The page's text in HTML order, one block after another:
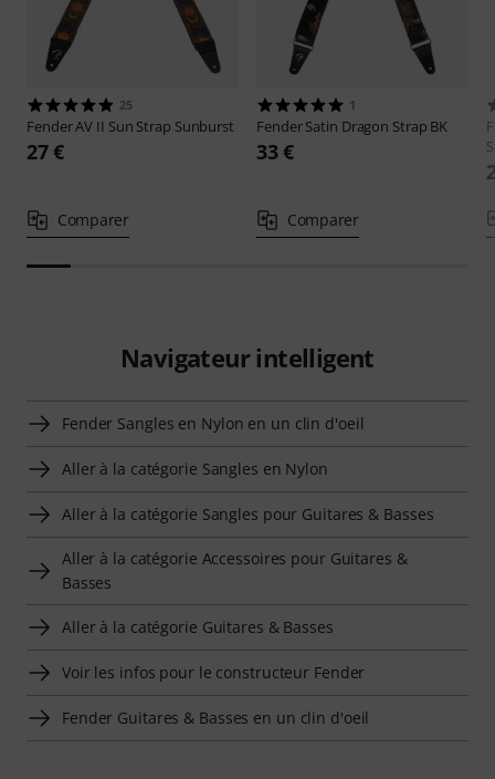
25
FenderAV II Sun Strap Sunburst
27 €
Comparer
1
FenderSatin Dragon Strap BK
33 €
Comparer
Navigateur intelligent
Fender Sangles en Nylon en un clin d'oeil
Aller à la catégorie Sangles en Nylon
Aller à la catégorie Sangles pour Guitares & Basses
Aller à la catégorie Accessoires pour Guitares &
Basses
Aller à la catégorie Guitares & Basses
Voir les infos pour le constructeur Fender
Fender Guitares & Basses en un clin d'oeil